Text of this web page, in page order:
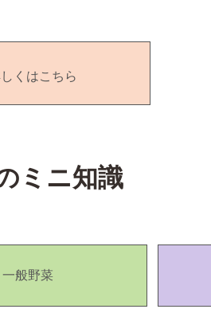
くはこちら
ミニ知識
一般野菜